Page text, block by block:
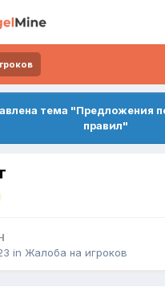
тема "Предложения
правил"
in Жалоба на игроков